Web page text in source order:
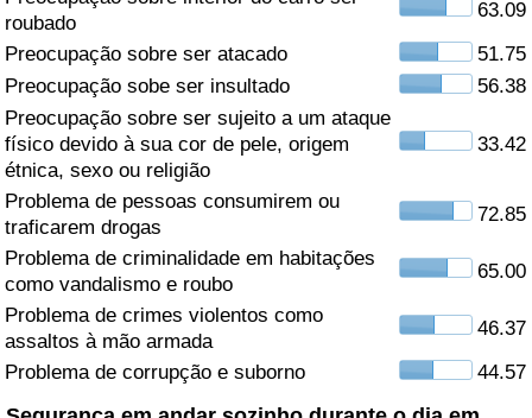
roubado
63.09
Preocupação sobre ser atacado
51.75
Preocupação sobe ser insultado
56.38
Preocupação sobre ser sujeito a um ataque
físico devido à sua cor de pele, origem
étnica, sexo ou religião
33.42
Problema de pessoas consumirem ou
traficarem drogas
72.85
Problema de criminalidade em habitações
como vandalismo e roubo
65.00
Problema de crimes violentos como
assaltos à mão armada
46.37
Problema de corrupção e suborno
44.57
Indicador de Saúde
Indicador de Saúde por País
Poluição
Indicador de Poluição (Atual)
Índice de poluição
Indicador de Poluição por País
Trânsito